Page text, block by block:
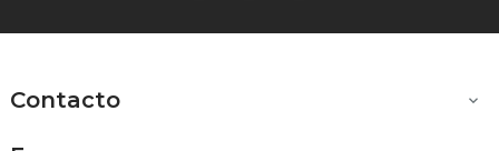
Contacto 